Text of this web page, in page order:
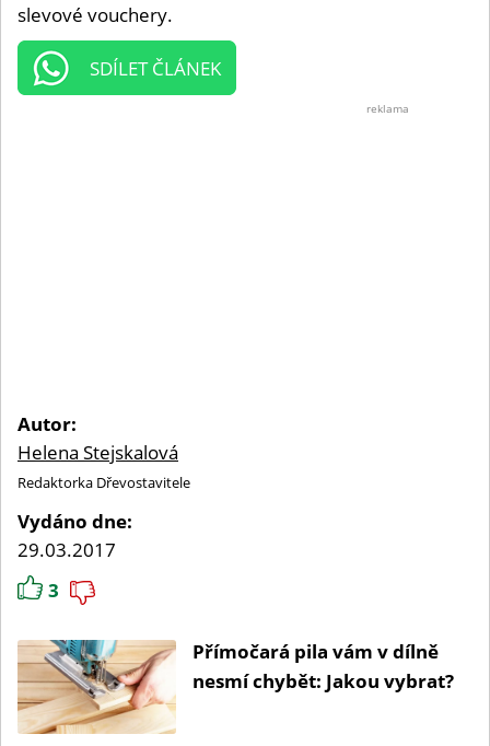
slevové vouchery.
SDÍLET ČLÁNEK
reklama
Autor:
Helena Stejskalová
Redaktorka Dřevostavitele
Vydáno dne:
29.03.2017
3
Přímočará pila vám v dílně
nesmí chybět: Jakou vybrat?